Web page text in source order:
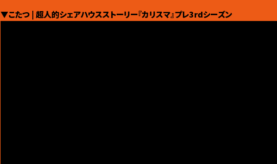
▼こたつ | 超人的シェアハウスストーリー『カリスマ』プレ3rdシーズン